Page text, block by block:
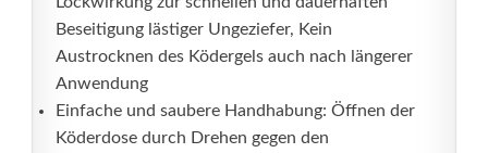
Beseitigung lästiger Ungeziefer, Kein
Austrocknen des Ködergels auch nach längerer
Anwendung
Einfache und saubere Handhabung: Öffnen der
Köderdose durch Drehen gegen den